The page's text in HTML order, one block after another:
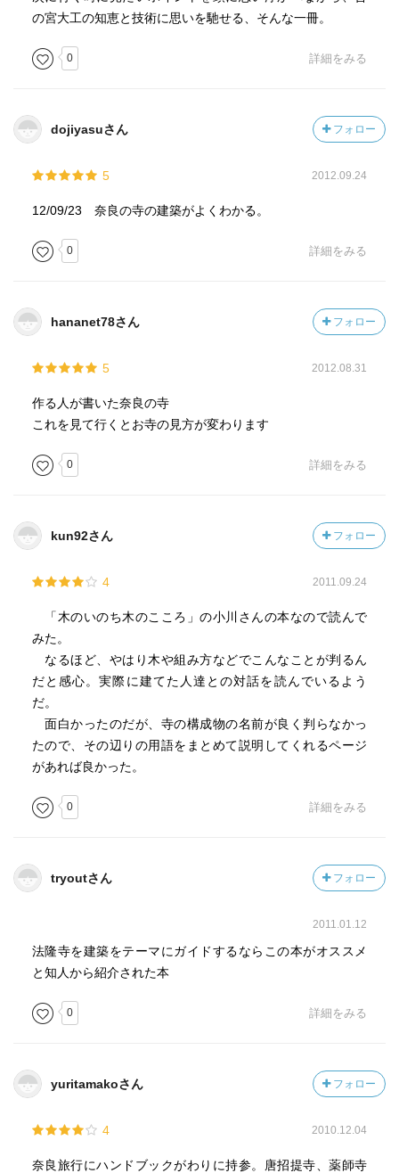
の宮大工の知恵と技術に思いを馳せる、そんな一冊。
0 詳細をみる
dojiyasuさん フォロー
5 2012.09.24
12/09/23 奈良の寺の建築がよくわかる。
0 詳細をみる
hananet78さん フォロー
5 2012.08.31
作る人が書いた奈良の寺
これを見て行くとお寺の見方が変わります
0 詳細をみる
kun92さん フォロー
4 2011.09.24
「木のいのち木のこころ」の小川さんの本なので読んで
みた。
なるほど、やはり木や組み方などでこんなことが判るん
だと感心。実際に建てた人達との対話を読んでいるよう
だ。
面白かったのだが、寺の構成物の名前が良く判らなかっ
たので、その辺りの用語をまとめて説明してくれるページ
があれば良かった。
0 詳細をみる
tryoutさん フォロー
2011.01.12
法隆寺を建築をテーマにガイドするならこの本がオススメ
と知人から紹介された本
0 詳細をみる
yuritamakoさん フォロー
4 2010.12.04
奈良旅行にハンドブックがわりに持参。唐招提寺、薬師寺